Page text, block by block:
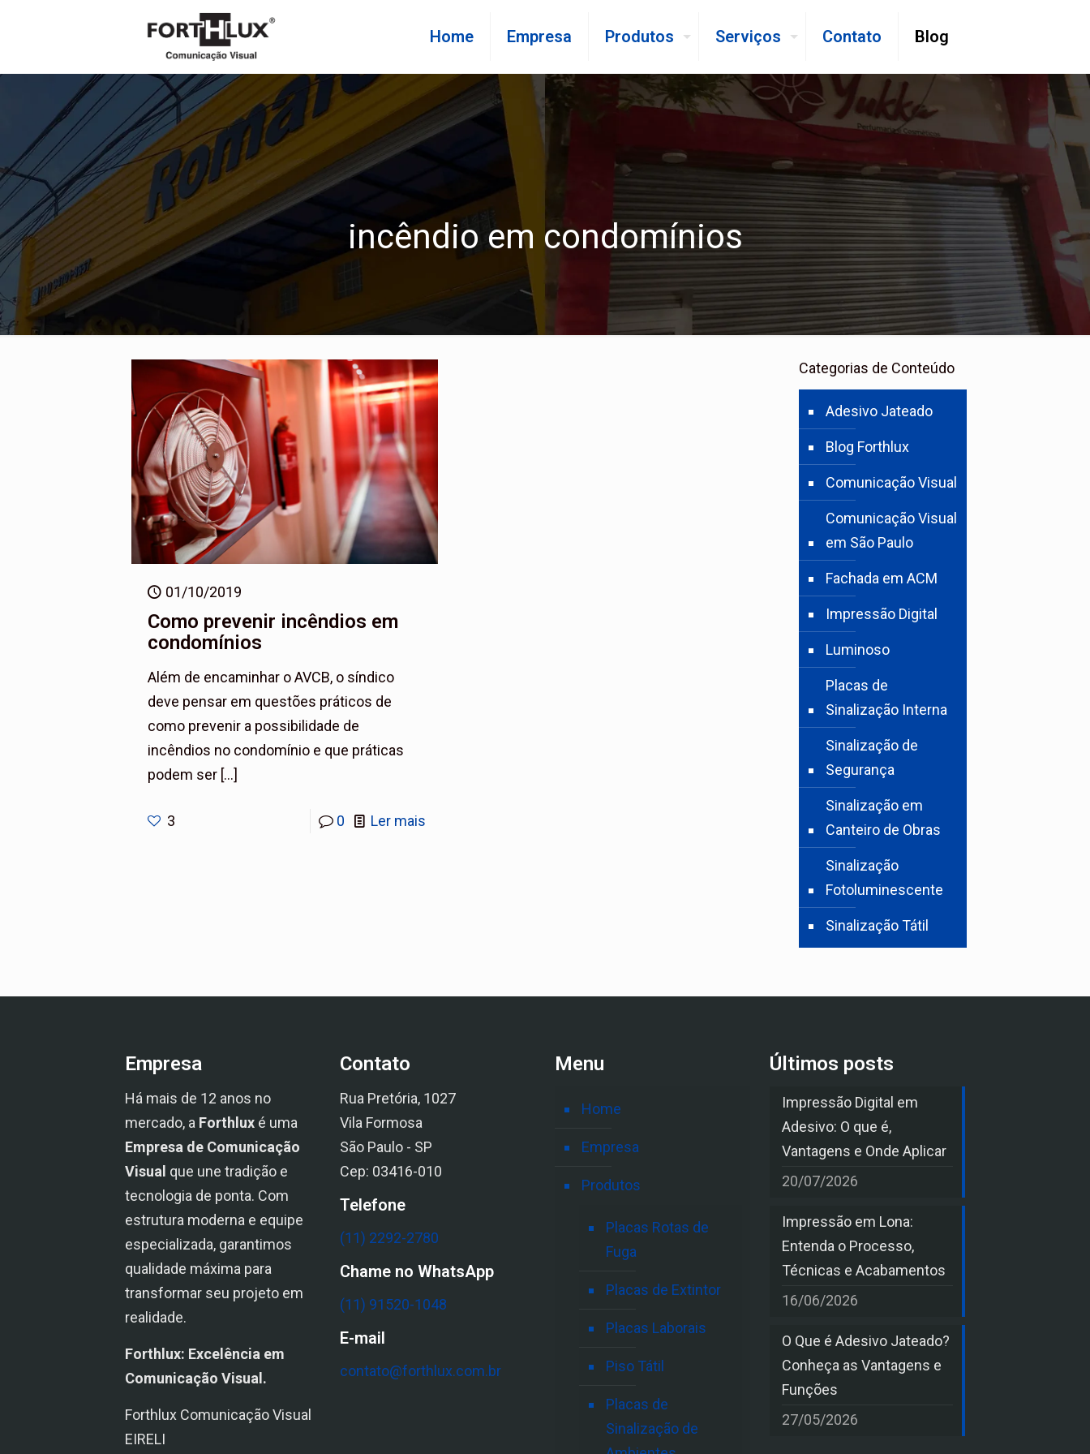
Home Empresa Produtos Serviços Contato Blog
incêndio em condomínios
01/10/2019
Como prevenir incêndios em
condomínios
Além de encaminhar o AVCB, o síndico
deve pensar em questões práticos de
como prevenir a possibilidade de
incêndios no condomínio e que práticas
podem ser[…]
3 0 Ler mais
Categorias de Conteúdo
Adesivo Jateado
Blog Forthlux
Comunicação Visual
Comunicação Visual
em São Paulo
Fachada em ACM
Impressão Digital
Luminoso
Placas de
Sinalização Interna
Sinalização de
Segurança
Sinalização em
Canteiro de Obras
Sinalização
Fotoluminescente
Sinalização Tátil
Empresa
Há mais de 12 anos no
mercado, a Forthlux é uma
Empresa de Comunicação
Visual que une tradição e
tecnologia de ponta. Com
estrutura moderna e equipe
especializada, garantimos
qualidade máxima para
transformar seu projeto em
realidade.
Forthlux: Excelência em
Comunicação Visual.
Forthlux Comunicação Visual
EIRELI
Contato
Rua Pretória, 1027
Vila Formosa
São Paulo - SP
Cep: 03416-010
Telefone
(11) 2292-2780
Chame no WhatsApp
(11) 91520-1048
E-mail
contato@forthlux.com.br
Menu
Home
Empresa
Produtos
Placas Rotas de
Fuga
Placas de Extintor
Placas Laborais
Piso Tátil
Placas de
Sinalização de
Últimos posts
Impressão Digital em
Adesivo: O que é,
Vantagens e Onde Aplicar
20/07/2026
Impressão em Lona:
Entenda o Processo,
Técnicas e Acabamentos
16/06/2026
O Que é Adesivo Jateado?
Conheça as Vantagens e
Funções
27/05/2026